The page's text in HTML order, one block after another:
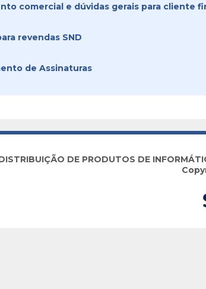
comercial e dúvidas gerais para cliente
revendas SND
de Assinaturas
DE PRODUTOS DE